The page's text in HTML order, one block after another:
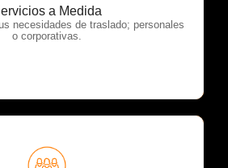
a Medida
necesidades de traslado; personales
o corporativas.
OTP Servicios